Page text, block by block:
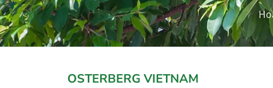
OSTERBERG VIETNAM